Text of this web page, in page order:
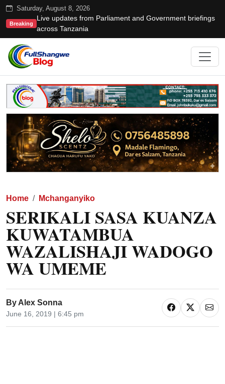
Saturday, August 8, 2026
Breaking
Live updates from Parliament and Government briefings
across Tanzania
Home Mchanganyiko
SERIKALI SASA KUANZA
KUWATAMBUA
WAZALISHAJI WADOGO
WA UMEME
By Alex Sonna
June 16, 2019 | 6:45 pm